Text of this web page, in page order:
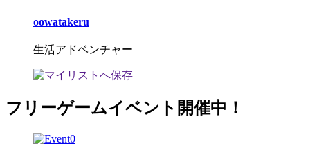
oowatakeru
生活アドベンチャー
フリーゲームイベント開催中！